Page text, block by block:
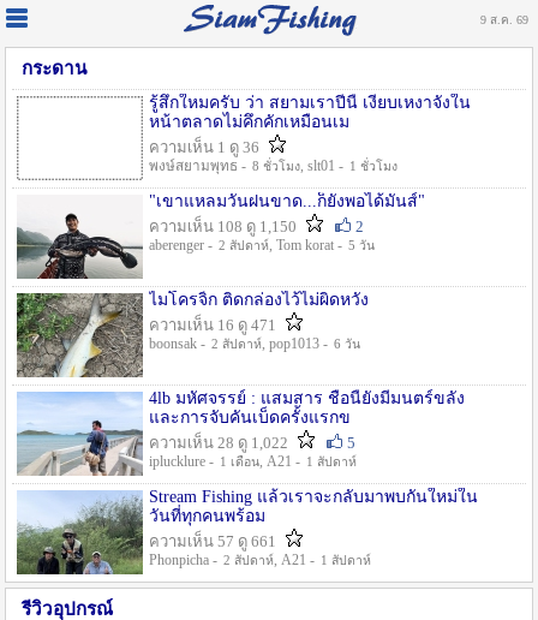
9 ส.ค. 69
กระดาน
รู้สึกใหมครับ ว่า สยามเราปีนี้ เงียบเหงาจังใน
หน้าตลาดไม่คึกคักเหมือนเม
ความเห็น 1 ดู 36
พงษ์สยามพุทธ - 8 ชั่วโมง, slt01 - 1 ชั่วโมง
"เขาแหลมวันฝนขาด...ก็ยังพอได้มันส์"
ความเห็น 108 ดู 1,150
2
aberenger - 2 สัปดาห์, Tom korat - 5 วัน
ไมโครจิ้ก ติดกล่องไว้ไม่ผิดหวัง
ความเห็น 16 ดู 471
boonsak - 2 สัปดาห์, pop1013 - 6 วัน
4lb มหัศจรรย์ : แสมสาร ชื่อนี้ยังมีมนตร์ขลัง
และการจับคันเบ็ดครั้งแรกข
ความเห็น 28 ดู 1,022
5
iplucklure - 1 เดือน, A21 - 1 สัปดาห์
Stream Fishing แล้วเราจะกลับมาพบกันใหม่ใน
วันที่ทุกคนพร้อม
ความเห็น 57 ดู 661
Phonpicha - 2 สัปดาห์, A21 - 1 สัปดาห์
รีวิวอุปกรณ์